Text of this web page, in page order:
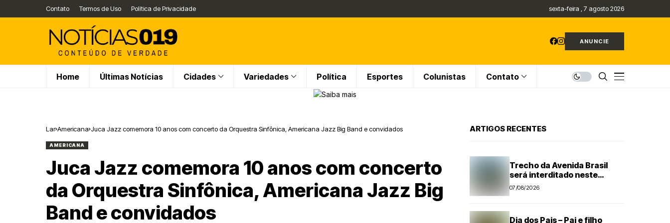
Contato Termos de Uso Política de Privacidade sexta-feira , 7 agosto 2026
ANUNCIE
Home Últimas Notícias Cidades Variedades Política Esportes Colunistas Contato
Lar Americana Juca Jazz comemora 10 anos com concerto da Orquestra Sinfônica, Americana Jazz Big Band e convidados
AMERICANA
Juca Jazz comemora 10 anos com concerto
da Orquestra Sinfônica, Americana Jazz Big
Band e convidados
ARTIGOS RECENTES
Trecho da Avenida Brasil
será interditado neste
domingo para obra do DAE
07/08/2026
Dia dos Pais – Pai e filho